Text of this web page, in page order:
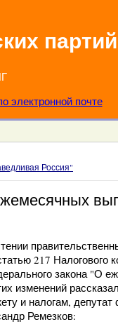
партий
электронной почте
Россия"
217 Налогового
закона "О
изменений
и налогам, депутат
Ремезков: